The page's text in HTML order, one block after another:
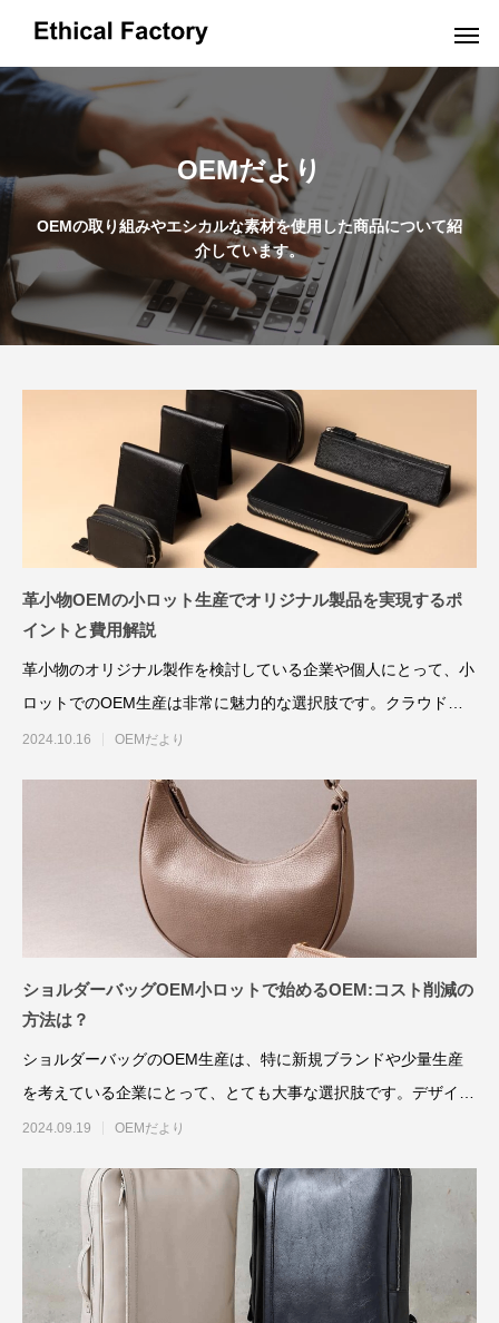
OEMだより
品を実現するポイントと費用解説
2024.09.19
OEMだより
OEMの取り組みやエシカルな素材を使用した商品について紹
介しています。
革小物OEMの小ロット生産でオリジナル製品を実現するポ
イントと費用解説
革小物のオリジナル製作を検討している企業や個人にとって、小
ロットでのOEM生産は非常に魅力的な選択肢です。クラウドフ
ァンディングやECサイ
2024.10.16 OEMだより
ショルダーバッグOEM小ロットで始めるOEM:コスト削減の
方法は？
ショルダーバッグのOEM生産は、特に新規ブランドや少量生産
を考えている企業にとって、とても大事な選択肢です。デザイン
の自由度や市場のニーズ
2024.09.19 OEMだより